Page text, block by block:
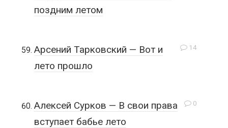
поздним летом
14
Арсений Тарковский — Вот и
лето прошло
0
Алексей Сурков — В свои права
вступает бабье лето